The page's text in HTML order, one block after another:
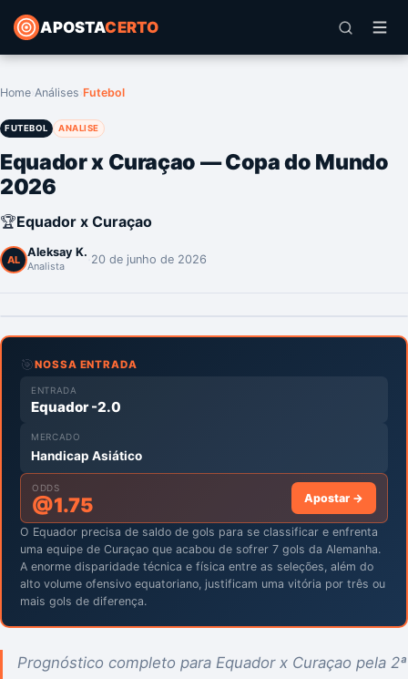
APOSTACERTO
Home Análises Futebol
FUTEBOL ANALISE
Equador x Curaçao — Copa do Mundo
2026
🏆Equador x Curaçao
AL
Aleksay K.
Analista 20 de junho de 2026
🎯NOSSA ENTRADA
ENTRADA
Equador -2.0
MERCADO
Handicap Asiático
ODDS
@1.75 Apostar →
O Equador precisa de saldo de gols para se classificar e enfrenta
uma equipe de Curaçao que acabou de sofrer 7 gols da Alemanha.
A enorme disparidade técnica e física entre as seleções, além do
alto volume ofensivo equatoriano, justificam uma vitória por três ou
mais gols de diferença.
Prognóstico completo para Equador x Curaçao pela 2ª